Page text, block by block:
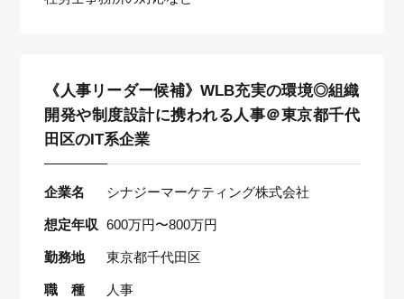
《人事リーダー候補》WLB充実の環境◎組織
開発や制度設計に携われる人事＠東京都千代
田区のIT系企業
企業名 シナジーマーケティング株式会社
想定年収 600万円〜800万円
勤務地 東京都千代田区
職 種 人事